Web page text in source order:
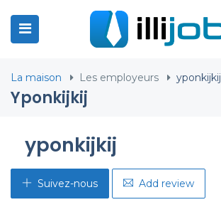
La maison Les employeurs yponkijkij
Yponkijkij
yponkijkij
Suivez-nous Add review